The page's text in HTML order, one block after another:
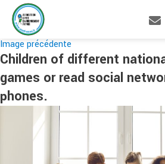
Image précédente
Children of different
games or read social
phones.